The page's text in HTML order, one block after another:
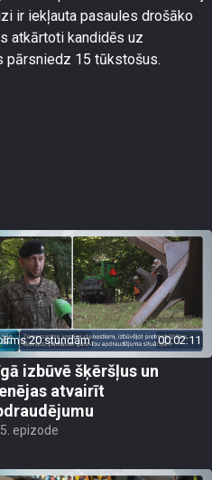
ir iekļauta pasaules drošāko
atkārtoti kandidēs uz
pārsniedz 15 tūkstošus.
20 stundām 00:02:11
izbūvē šķēršļus un
atvairīt
epizode